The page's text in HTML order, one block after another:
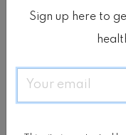
positif,” katanya.
email atau
Sign up here to
Email